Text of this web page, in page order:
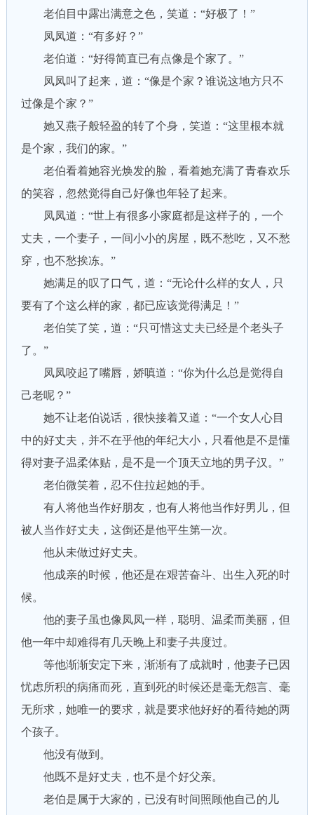
老伯目中露出满意之色，笑道：“好极了！”
凤凤道：“有多好？”
老伯道：“好得简直已有点像是个家了。”
凤凤叫了起来，道：“像是个家？谁说这地方只不
过像是个家？”
她又燕子般轻盈的转了个身，笑道：“这里根本就
是个家，我们的家。”
老伯看着她容光焕发的脸，看着她充满了青春欢乐
的笑容，忽然觉得自己好像也年轻了起来。
凤凤道：“世上有很多小家庭都是这样子的，一个
丈夫，一个妻子，一间小小的房屋，既不愁吃，又不愁
穿，也不愁挨冻。”
她满足的叹了口气，道：“无论什么样的女人，只
要有了个这么样的家，都已应该觉得满足！”
老伯笑了笑，道：“只可惜这丈夫已经是个老头子
了。”
凤凤咬起了嘴唇，娇嗔道：“你为什么总是觉得自
己老呢？”
她不让老伯说话，很快接着又道：“一个女人心目
中的好丈夫，并不在乎他的年纪大小，只看他是不是懂
得对妻子温柔体贴，是不是一个顶天立地的男子汉。”
老伯微笑着，忍不住拉起她的手。
有人将他当作好朋友，也有人将他当作好男儿，但
被人当作好丈夫，这倒还是他平生第一次。
他从未做过好丈夫。
他成亲的时候，他还是在艰苦奋斗、出生入死的时
候。
他的妻子虽也像凤凤一样，聪明、温柔而美丽，但
他一年中却难得有几天晚上和妻子共度过。
等他渐渐安定下来，渐渐有了成就时，他妻子已因
忧虑所积的病痛而死，直到死的时候还是毫无怨言、毫
无所求，她唯一的要求，就是要求他好好的看待她的两
个孩子。
他没有做到。
他既不是好丈夫，也不是个好父亲。
老伯是属于大家的，已没有时间照顾他自己的儿